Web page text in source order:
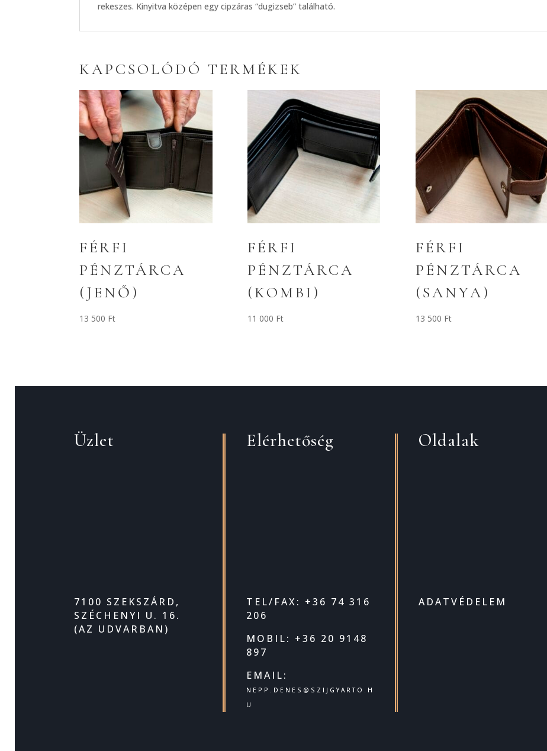
rekeszes. Kinyitva középen egy cipzáras “dugizseb” található.
KAPCSOLÓDÓ TERMÉKEK
FÉRFI
PÉNZTÁRCA
(JENŐ)
13 500 Ft
FÉRFI
PÉNZTÁRCA
(KOMBI)
11 000 Ft
FÉRFI
PÉNZTÁRCA
(SANYA)
13 500 Ft
Üzlet
7100 SZEKSZÁRD,
SZÉCHENYI U. 16.
(AZ UDVARBAN)
Elérhetőség
TEL/FAX: +36 74 316
206
MOBIL: +36 20 9148
897
EMAIL:
NEPP.DENES@SZIJGYARTO.H
U
Oldalak
ADATVÉDELEM